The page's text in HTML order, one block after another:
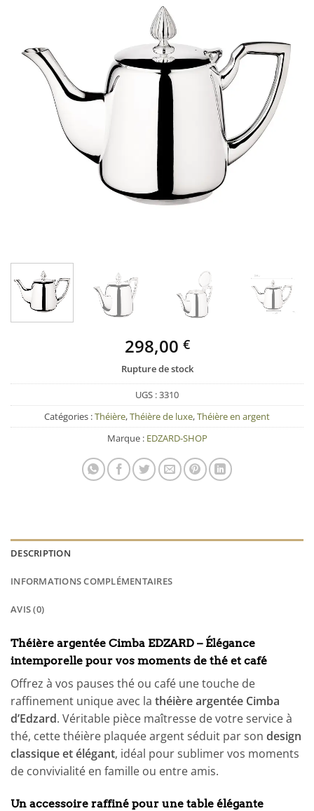
298,00 €
Rupture de stock
UGS :3310
Catégories :Théière,Théière de luxe,Théière en argent
Marque : EDZARD-SHOP
DESCRIPTION
INFORMATIONS COMPLÉMENTAIRES
AVIS (0)
Théière argentée Cimba EDZARD – Élégance
intemporelle pour vos moments de thé et café
Offrez à vos pauses thé ou café une touche de
raffinement unique avec la théière argentée Cimba
d’Edzard. Véritable pièce maîtresse de votre service à
thé, cette théière plaquée argent séduit par son design
classique et élégant, idéal pour sublimer vos moments
de convivialité en famille ou entre amis.
Un accessoire raffiné pour une table élégante